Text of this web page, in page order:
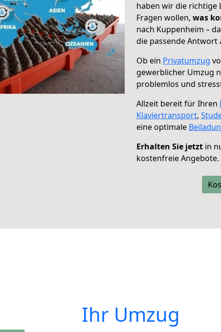
haben wir die richtige
Fragen wollen, was
nach Kuppenheim –
die passende Antwort
Ob ein Privatumzug
gewerblicher Umzug
problemlos und
Allzeit bereit für Ihren
Klaviertransport,
eine optimale
Erhalten Sie jetzt in
kostenfreie Angebote.
Ihr Umzug